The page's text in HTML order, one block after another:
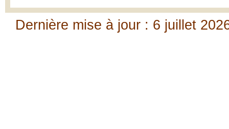
Dernière mise à jour : 6 juillet